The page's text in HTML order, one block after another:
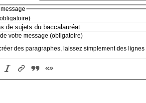
votre message (obligatoire)
des paragraphes, laissez simplement des lignes